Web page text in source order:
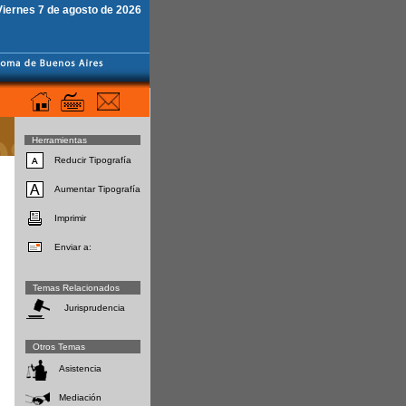
7 de agosto de 2026
Herramientas
Reducir Tipografía
Aumentar Tipografía
Imprimir
Enviar a:
Temas Relacionados
Jurisprudencia
Otros Temas
Asistencia
Mediación